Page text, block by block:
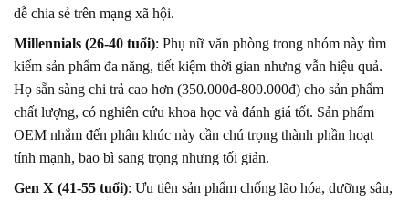
dễ chia sẻ trên mạng xã hội.
Millennials (26-40 tuổi): Phụ nữ văn phòng trong nhóm này tìm
kiếm sản phẩm đa năng, tiết kiệm thời gian nhưng vẫn hiệu quả.
Họ sẵn sàng chi trả cao hơn (350.000đ-800.000đ) cho sản phẩm
chất lượng, có nghiên cứu khoa học và đánh giá tốt. Sản phẩm
OEM nhắm đến phân khúc này cần chú trọng thành phần hoạt
tính mạnh, bao bì sang trọng nhưng tối giản.
Gen X (41-55 tuổi): Ưu tiên sản phẩm chống lão hóa, dưỡng sâu,